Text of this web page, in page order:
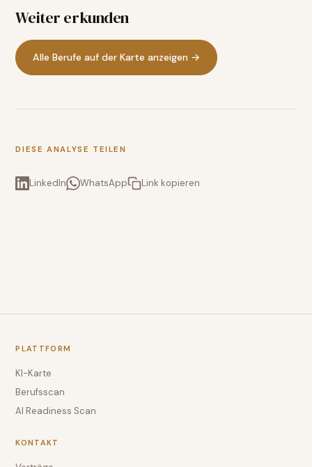
Weiter erkunden
Alle Berufe auf der Karte anzeigen →
DIESE ANALYSE TEILEN
LinkedIn WhatsApp Link kopieren
PLATTFORM
KI-Karte
Berufsscan
AI Readiness Scan
KONTAKT